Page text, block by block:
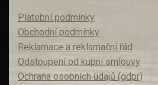
Platební podmínky
Obchodní podmínky
Reklamace a reklamační řád
Odstoupení od kupní smlouvy
Ochrana osobních údajů (gdpr)